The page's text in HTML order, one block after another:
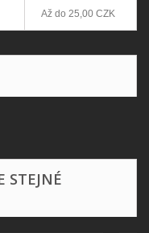
Až do 25,00 CZK
STEJNÉ